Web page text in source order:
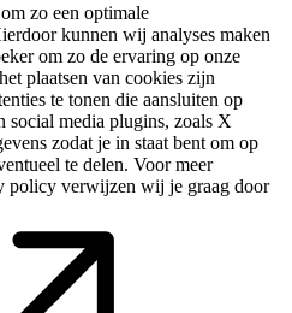
zo een optimale
kunnen wij analyses maken
om zo de ervaring op onze
plaatsen van cookies zijn
te tonen die aansluiten op
social media plugins, zoals X
zodat je in staat bent om op
te delen. Voor meer
policy verwijzen wij je graag door